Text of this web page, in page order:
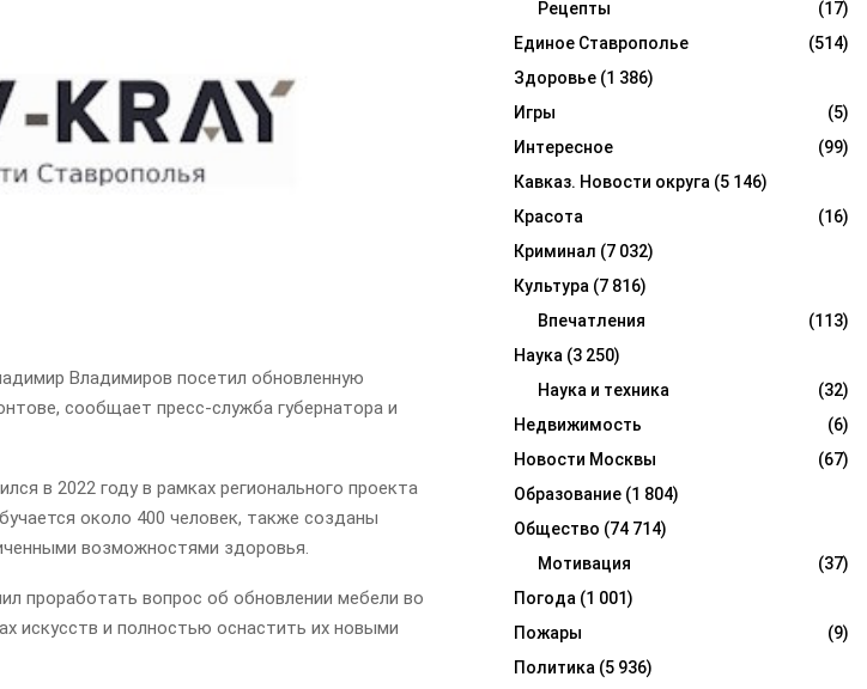
Владимиров посетил обновленную
сообщает пресс-служба губернатора и
в 2022 году в рамках регионального проекта
около 400 человек, также созданы
возможностями здоровья.
проработать вопрос об обновлении мебели во
искусств и полностью оснастить их новыми
Рецепты
(17)
Единое Ставрополье
(514)
Здоровье (1 386)
Игры
(5)
Интересное
(99)
Кавказ. Новости округа (5 146)
Красота
(16)
Криминал (7 032)
Культура (7 816)
Впечатления
(113)
Наука (3 250)
Наука и техника
(32)
Недвижимость
(6)
Новости Москвы
(67)
Образование (1 804)
Общество (74 714)
Мотивация
(37)
Погода (1 001)
Пожары
(9)
Политика (5 936)